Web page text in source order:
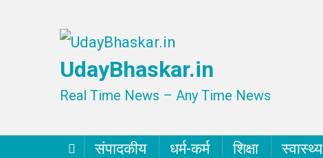
UdayBhaskar.in
Real Time News – Any Time News
संपादकीय धर्म-कर्म शिक्षा स्वास्थ्य